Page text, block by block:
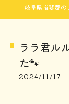
ララ君ル
た🐾
2024/11/17